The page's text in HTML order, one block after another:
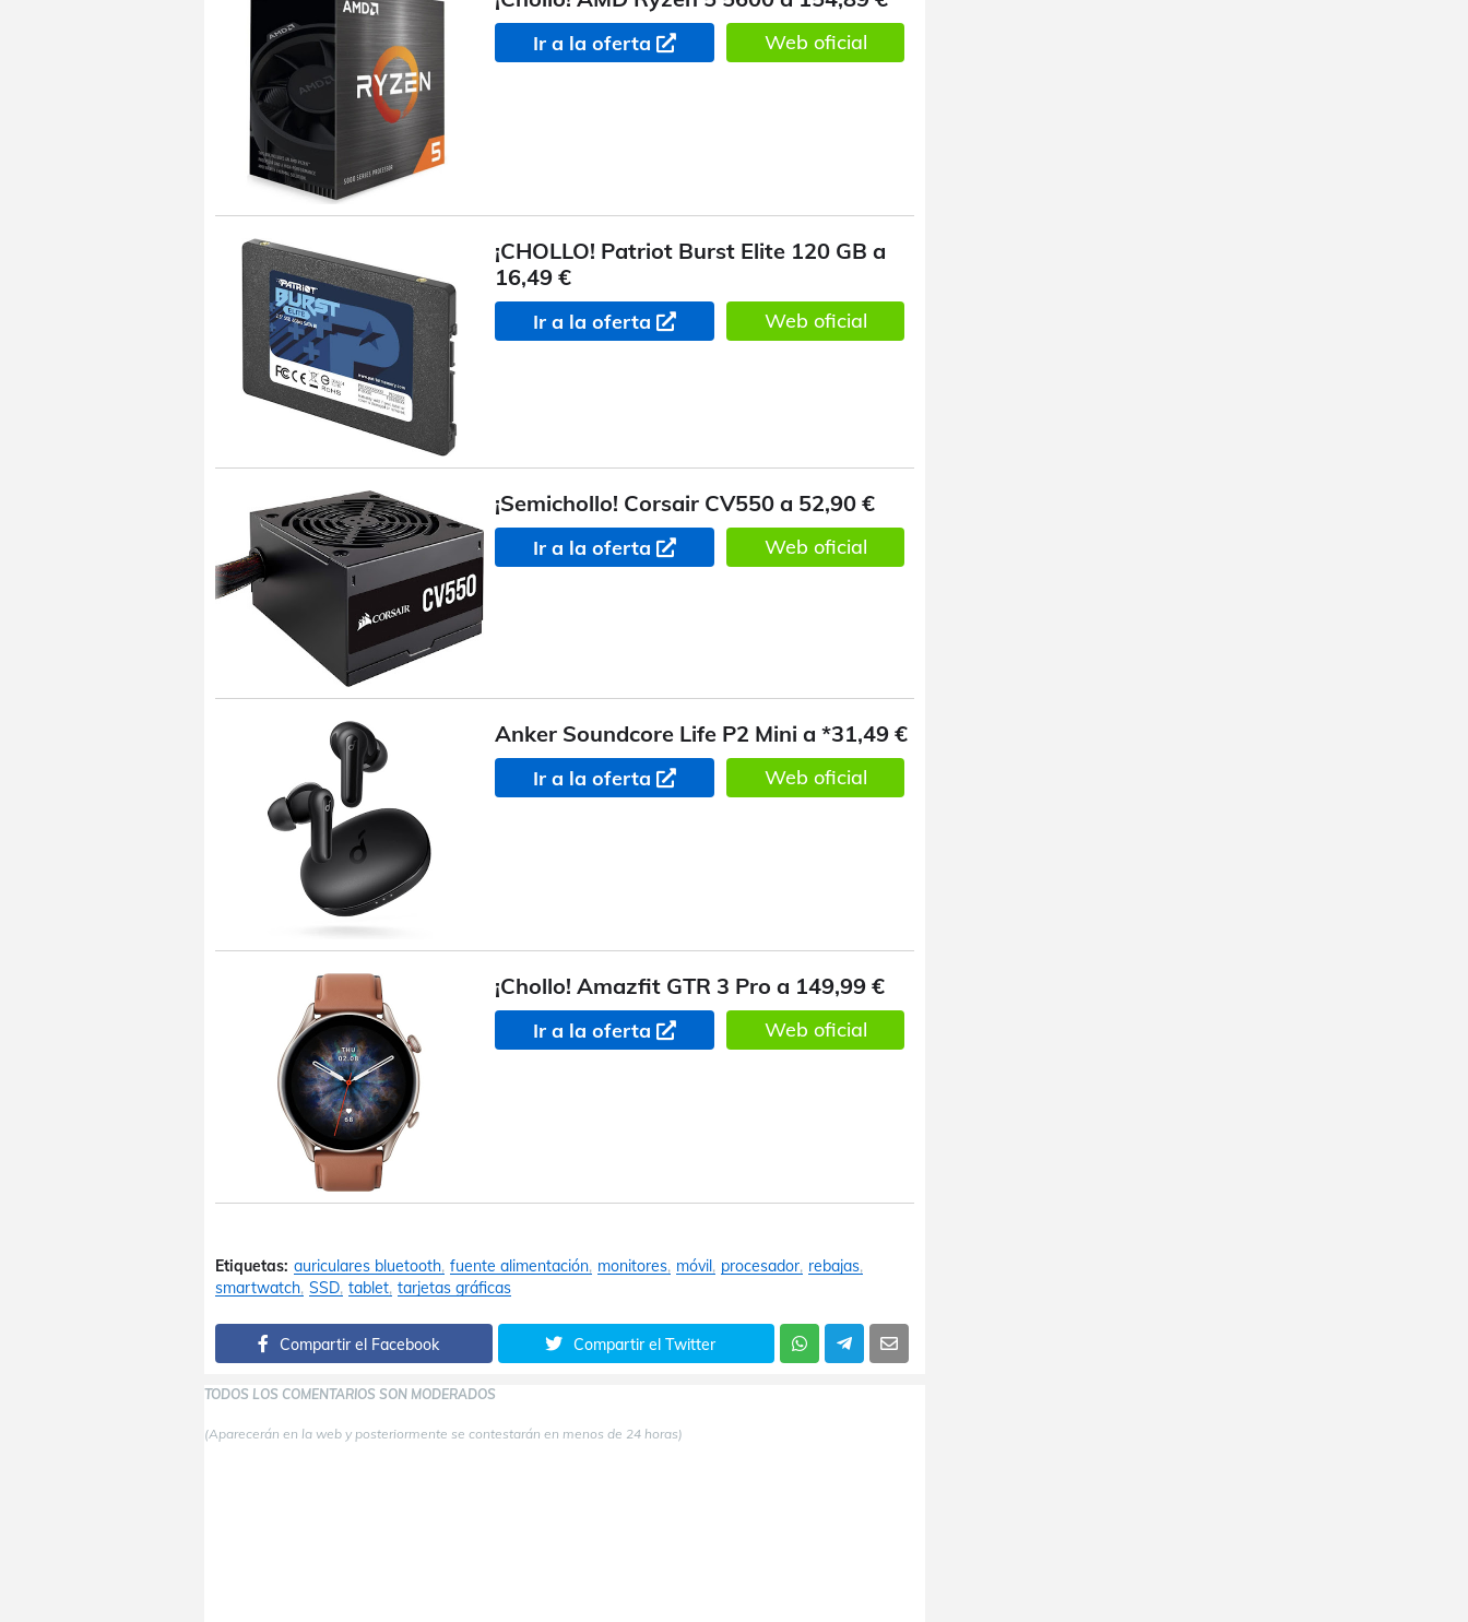
Ir a la oferta Web oficial
¡CHOLLO! Patriot Burst Elite 120 GB a
16,49 €
Ir a la oferta Web oficial
¡Semichollo! Corsair CV550 a 52,90 €
Ir a la oferta Web oficial
Anker Soundcore Life P2 Mini a *31,49 €
Ir a la oferta Web oficial
¡Chollo! Amazfit GTR 3 Pro a 149,99 €
Ir a la oferta Web oficial
Etiquetas: auriculares bluetooth fuente alimentación monitores móvil procesador rebajas
smartwatch SSD tablet tarjetas gráficas
Compartir el Facebook Compartir el Twitter
TODOS LOS COMENTARIOS SON MODERADOS
(Aparecerán en la web y posteriormente se contestarán en menos de 24 horas)